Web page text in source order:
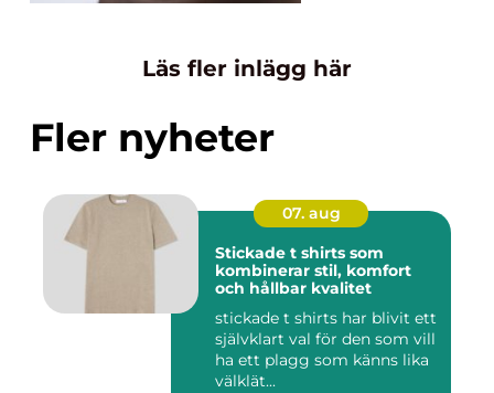
Läs fler inlägg här
Fler nyheter
07. aug
Stickade t shirts som
kombinerar stil, komfort
och hållbar kvalitet
stickade t shirts har blivit ett
självklart val för den som vill
ha ett plagg som känns lika
välklät...